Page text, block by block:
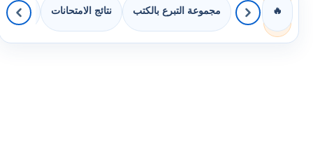
🔥 مجموعة التبرع بالكتب نتائج الامتحانات